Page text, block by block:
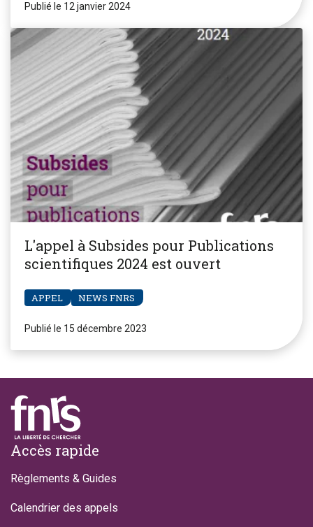
Publié le 12 janvier 2024
L'appel à Subsides pour Publications
scientifiques 2024 est ouvert
APPEL NEWS FNRS
Publié le 15 décembre 2023
Footer
Accès rapide
Règlements & Guides
Calendrier des appels